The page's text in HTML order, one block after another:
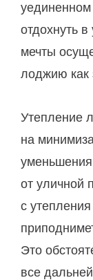
отдохнуть
мечты
лоджию как
Утепление
на
от уличной
с
Это
все